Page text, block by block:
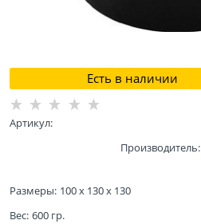
Есть в наличии
Артикул:
Производитель:
Размеры: 100 x 130 x 130
Вес: 600 гр.